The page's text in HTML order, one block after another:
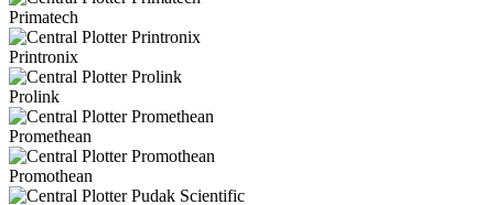
Primatech
Printronix
Prolink
Promethean
Promothean